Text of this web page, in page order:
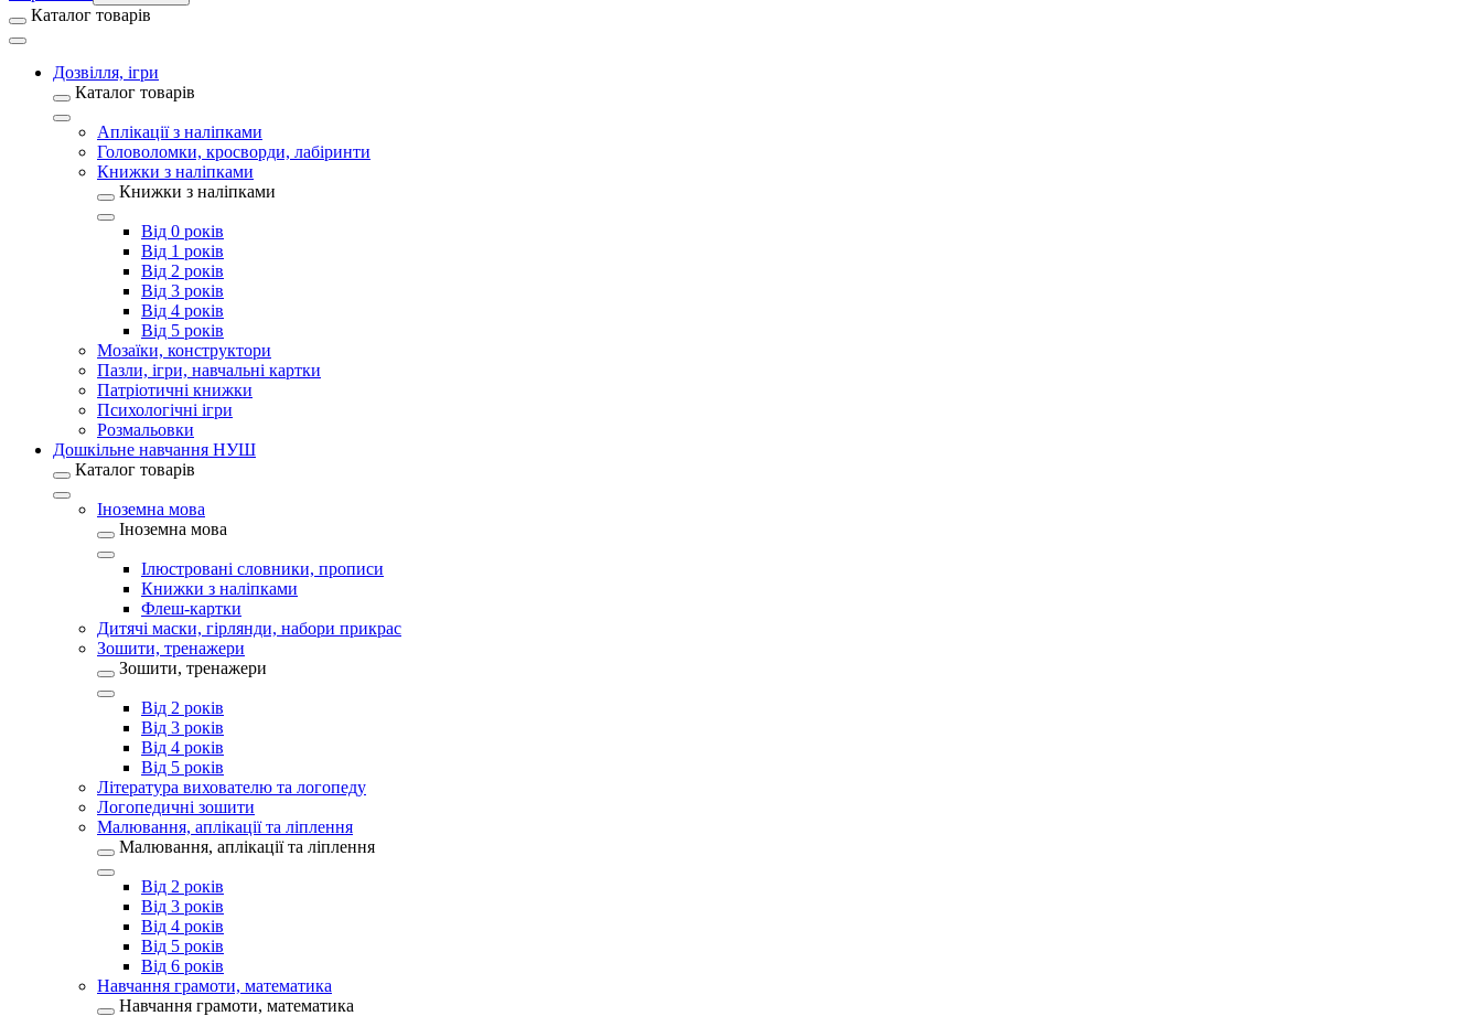
Каталог товарів
Дозвілля, ігри
Каталог товарів
Аплікації з наліпками
Головоломки, кросворди, лабіринти
Книжки з наліпками
Книжки з наліпками
Від 0 років
Від 1 років
Від 2 років
Від 3 років
Від 4 років
Від 5 років
Мозаїки, конструктори
Пазли, ігри, навчальні картки
Патріотичні книжки
Психологічні ігри
Розмальовки
Дошкільне навчання НУШ
Каталог товарів
Іноземна мова
Іноземна мова
Ілюстровані словники, прописи
Книжки з наліпками
Флеш-картки
Дитячі маски, гірлянди, набори прикрас
Зошити, тренажери
Зошити, тренажери
Від 2 років
Від 3 років
Від 4 років
Від 5 років
Література вихователю та логопеду
Логопедичні зошити
Малювання, аплікації та ліплення
Малювання, аплікації та ліплення
Від 2 років
Від 3 років
Від 4 років
Від 5 років
Від 6 років
Навчання грамоти, математика
Навчання грамоти, математика